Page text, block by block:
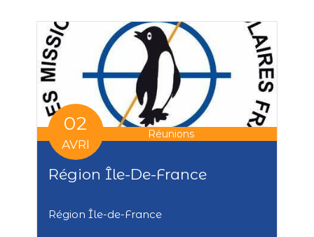
02
AVRI
Réunions
Région Île-De-France
Région Île-de-France